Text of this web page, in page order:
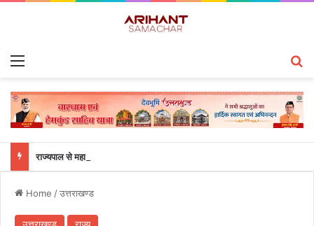
राज्यपाल से महालेखाकार, लेखापरीक्षा उत्तराखंड संजीव कुमार ने की शिष्टाचार भेंट
Home /उत्तराखण्ड
उत्तराखण्ड राज्य